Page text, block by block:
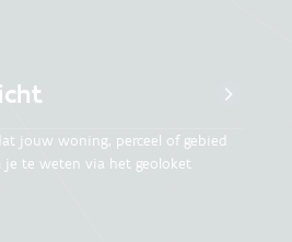
jouw woning, perceel of gebied
je te weten via het geoloket